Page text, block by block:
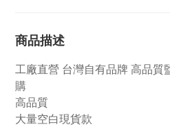
商品描述
工廠直營 台灣自有品牌 高品質
購
高品質
大量空白現貨款